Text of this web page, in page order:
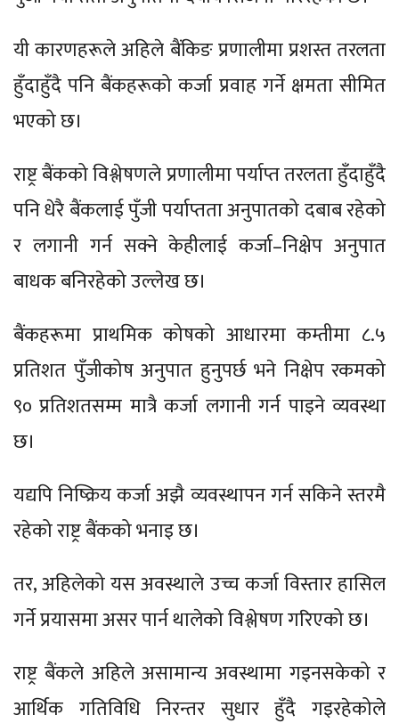
यी कारणहरूले अहिले बैंकिङ प्रणालीमा प्रशस्त तरलता
हुँदाहुँदै पनि बैंकहरूको कर्जा प्रवाह गर्ने क्षमता सीमित
भएको छ।
राष्ट्र बैंकको विश्लेषणले प्रणालीमा पर्याप्त तरलता हुँदाहुँदै
पनि धेरै बैंकलाई पुँजी पर्याप्तता अनुपातको दबाब रहेको
र लगानी गर्न सक्ने केहीलाई कर्जा–निक्षेप अनुपात
बाधक बनिरहेको उल्लेख छ।
बैंकहरूमा प्राथमिक कोषको आधारमा कम्तीमा ८.५
प्रतिशत पुँजीकोष अनुपात हुनुपर्छ भने निक्षेप रकमको
९० प्रतिशतसम्म मात्रै कर्जा लगानी गर्न पाइने व्यवस्था
छ।
यद्यपि निष्क्रिय कर्जा अझै व्यवस्थापन गर्न सकिने स्तरमै
रहेको राष्ट्र बैंकको भनाइ छ।
तर, अहिलेको यस अवस्थाले उच्च कर्जा विस्तार हासिल
गर्ने प्रयासमा असर पार्न थालेको विश्लेषण गरिएको छ।
राष्ट्र बैंकले अहिले असामान्य अवस्थामा गइनसकेको र
आर्थिक गतिविधि निरन्तर सुधार हुँदै गइरहेकोले